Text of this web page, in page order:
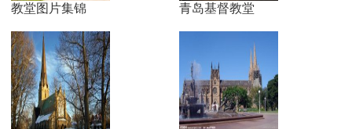
教堂图片集锦 青岛基督教堂